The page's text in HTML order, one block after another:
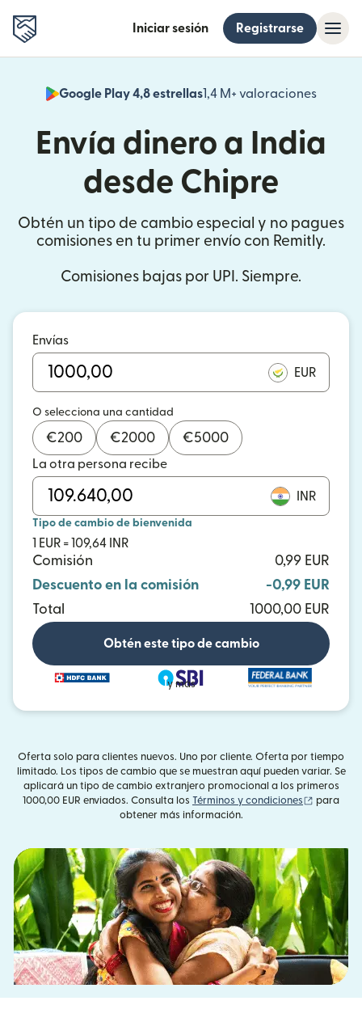
Iniciar sesión Registrarse
Google Play 4,8 estrellas1,4 M+ valoraciones
(se
Envía dinero a India
desde Chipre
Obtén un tipo de cambio especial y no pagues
comisiones en tu primer envío con Remitly.
Comisiones bajas por UPI. Siempre.
Envías
EUR
O selecciona una cantidad
€200 €2000 €5000
La otra persona recibe
INR
Tipo de cambio de bienvenida
1 EUR = 109,64 INR
Comisión
0,99 EUR
Descuento en la comisión
-0,99 EUR
Total
1000,00 EUR
Obtén este tipo de cambio
y más
Oferta solo para clientes nuevos. Uno por cliente. Oferta por tiempo
limitado. Los tipos de cambio que se muestran aquí pueden variar. Se
aplicará un tipo de cambio extranjero promocional a los primeros
1000,00 EUR enviados. Consulta los Términos y condiciones (se abre
para
obtener más información.